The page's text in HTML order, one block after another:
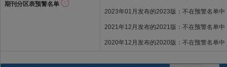
期刊分区表预警名单
2023年01月发布的2023版：不在预警名单中
2021年12月发布的2021版：不在预警名单中
2020年12月发布的2020版：不在预警名单中